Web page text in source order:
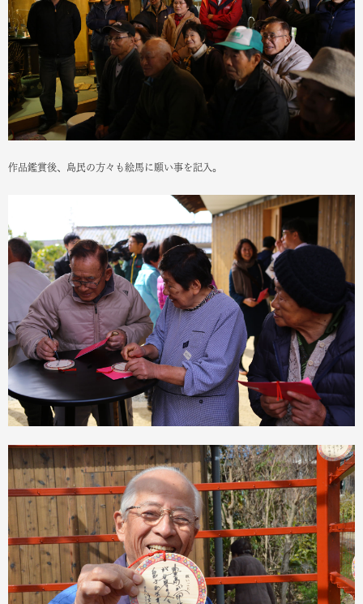
作品鑑賞後、島民の方々も絵馬に願い事を記入。